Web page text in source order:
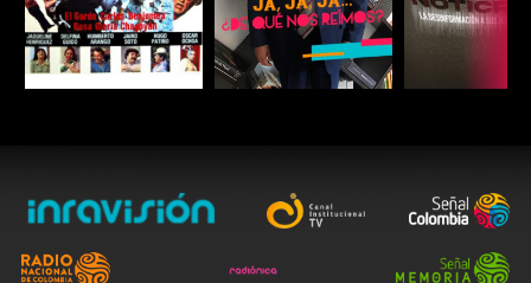
ESCUCHAR ESCUCHAR